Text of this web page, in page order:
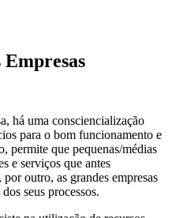
há uma consciencialização
para o bom funcionamento e
permite que pequenas/médias
e serviços que antes
outro, as grandes empresas
seus processos.